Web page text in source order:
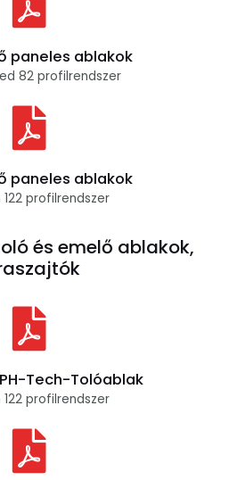
paneles ablakok
82 profilrendszer
paneles ablakok
122 profilrendszer
és emelő ablakok,
Tech-Tolóablak
122 profilrendszer